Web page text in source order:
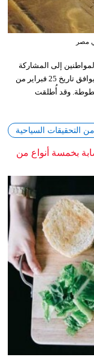
مصر
إلى المشاركة
في الاحتفال بيوم السياحة العربي لعام 2026، والذي يوافق تاريخ 25 فبراير من
بطوطة. وقد أُطلقت
من التحقيقات السياحية
بخمسة أنواع من